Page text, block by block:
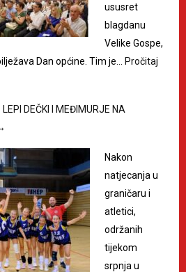
ususret
blagdanu
Velike Gospe,
Dan općine. Tim je…
Pročitaj
DEČKI I MEĐIMURJE NA
Nakon
natjecanja u
graničaru i
atletici,
održanih
tijekom
srpnja u